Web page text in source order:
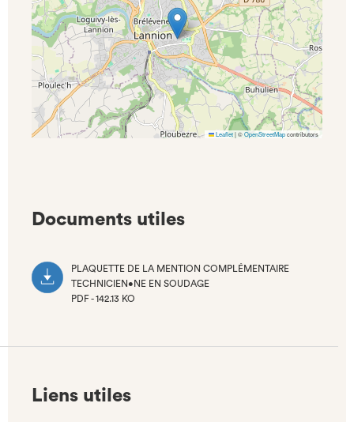
Leaflet|©OpenStreetMapcontributors
Documents utiles
PLAQUETTE DE LA MENTION COMPLÉMENTAIRE
TECHNICIEN•NE EN SOUDAGE
PDF - 142.13 KO
Liens utiles